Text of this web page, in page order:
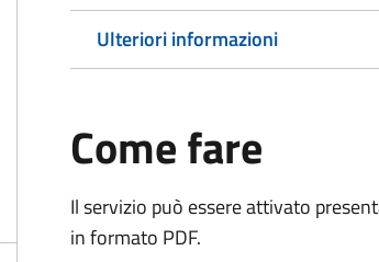
Ulteriori informazioni
Come fare
Il servizio può essere attivato
in formato PDF.